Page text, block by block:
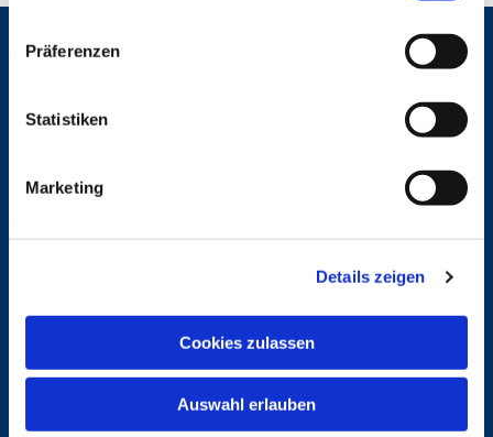
n
Präferenzen
Statistiken
Marketing
Details zeigen
Cookies zulassen
Auswahl erlauben
Gemeinden
St. Hedwig/St. Michael (Mitte)
Notfalltelefon
Schutzkonzept "Sexualisierte Gewalt"
Spenden
Stellenanzeigen